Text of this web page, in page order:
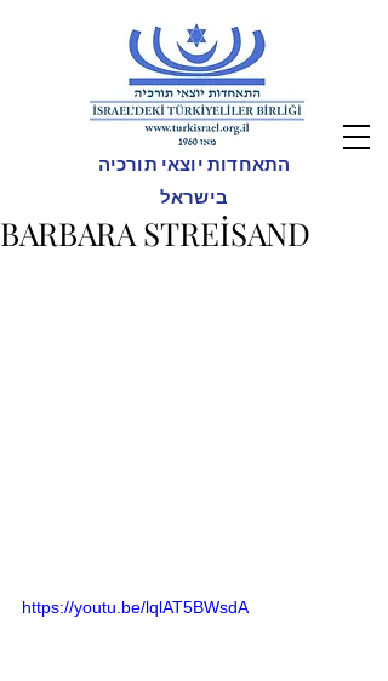
התאחדות יוצאי תורכיה
בישראל
BARBARA STREİSAND
https://youtu.be/lqlAT5BWsdA